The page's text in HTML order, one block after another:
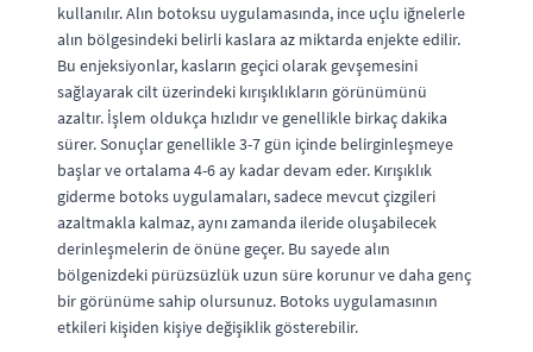
kullanılır. Alın botoksu uygulamasında, ince uçlu iğnelerle
alın bölgesindeki belirli kaslara az miktarda enjekte edilir.
Bu enjeksiyonlar, kasların geçici olarak gevşemesini
sağlayarak cilt üzerindeki kırışıklıkların görünümünü
azaltır. İşlem oldukça hızlıdır ve genellikle birkaç dakika
sürer. Sonuçlar genellikle 3-7 gün içinde belirginleşmeye
başlar ve ortalama 4-6 ay kadar devam eder. Kırışıklık
giderme botoks uygulamaları, sadece mevcut çizgileri
azaltmakla kalmaz, aynı zamanda ileride oluşabilecek
derinleşmelerin de önüne geçer. Bu sayede alın
bölgenizdeki pürüzsüzlük uzun süre korunur ve daha genç
bir görünüme sahip olursunuz. Botoks uygulamasının
etkileri kişiden kişiye değişiklik gösterebilir.